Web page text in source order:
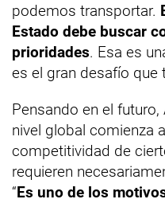
podemos transportar.
Estado debe buscar
prioridades. Esa es
es el gran desafío que
Pensando en el
nivel global comienza
competitividad de
requieren
“Es uno de los